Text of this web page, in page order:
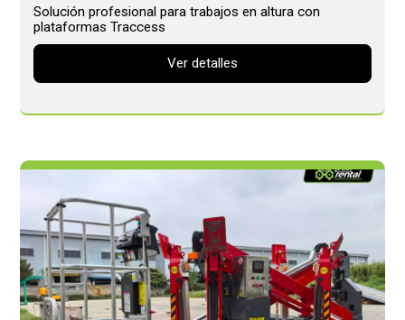
Solución profesional para trabajos en altura con
plataformas Traccess
Ver detalles